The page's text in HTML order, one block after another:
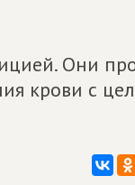
Они
крови с